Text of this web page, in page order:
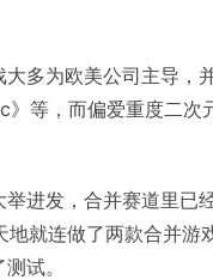
多为欧美公司主导，
等，而偏爱重度二次
进发，合并赛道里已
就连做了两款合并游
试。